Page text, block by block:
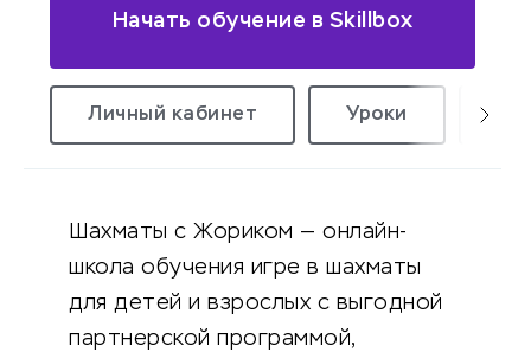
Начать обучение в Skillbox
Личный кабинет Уроки
Шахматы с Жориком — онлайн-
школа обучения игре в шахматы
для детей и взрослых с выгодной
партнерской программой,